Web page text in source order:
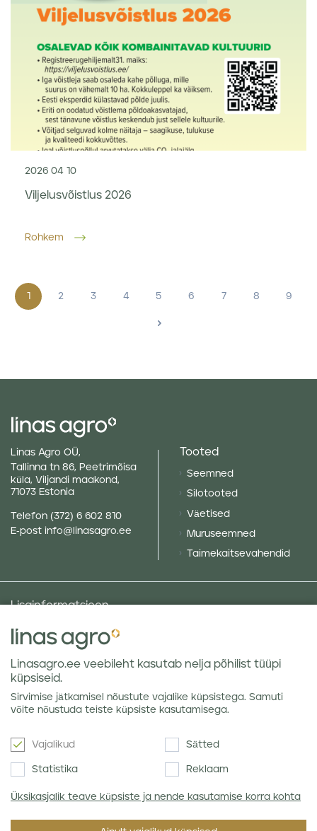
2026 04 10
Viljelusvõistlus 2026
Rohkem
1 2 3 4 5 6 7 8 9
>
Linas Agro OÜ,
Tallinna tn 86, Peetrimõisa
küla, Viljandi maakond,
71073 Estonia
Telefon (372) 6 602 810
E-post info@linasagro.ee
Tooted
Seemned
Silotooted
Väetised
Muruseemned
Taimekaitsevahendid
Lisainformatsioon
Taluniku põllugalerii
Sotsiaalne vastutus ja poliitikad
Andmekaitsetingimused
Kauba hoiustamine
Teraviljaturu ülevaated
Uudiskiri
Linasagro.ee veebileht kasutab nelja põhilist tüüpi
küpsiseid.
Sirvimise jätkamisel nõustute vajalike küpsistega. Samuti
võite nõustuda teiste küpsiste kasutamisega.
Vajalikud Sätted
Statistika Reklaam
Üksikasjalik teave küpsiste ja nende kasutamise korra kohta